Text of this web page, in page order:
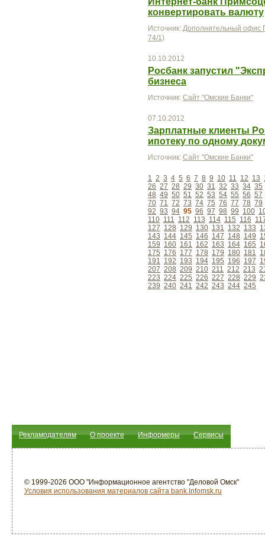
конвертировать валюту
Источник: Дополнительный офис
74/1)
10.10.2012
Росбанк запустил
бизнеса
Источник: Сайт "Омские Банки"
07.10.2012
Зарплатные клиенты
ипотеку по одному
Источник: Сайт "Омские Банки"
1 2 3 4 5 6 7 8 9 10 11 12 13
26 27 28 29 30 31 32 33 34 35
48 49 50 51 52 53 54 55 56 57
70 71 72 73 74 75 76 77 78 79
92 93 94 95 96 97 98 99 100
110 111 112 113 114 115 116
127 128 129 130 131 132 133
143 144 145 146 147 148 149
159 160 161 162 163 164 165
175 176 177 178 179 180 181
191 192 193 194 195 196 197
207 208 209 210 211 212 213
223 224 225 226 227 228 229
239 240 241 242 243 244 245
Рекламодателям О проекте Информеры Сервисы
© 1999-2026 ООО "Информационное агентство "Деловой Омск"
Условия использования материалов сайта bank.Infomsk.ru